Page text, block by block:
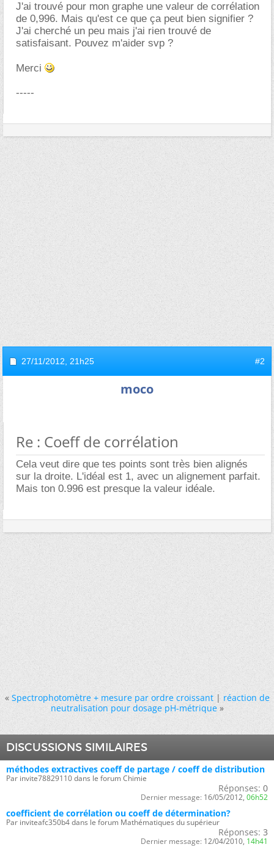
J'ai trouvé pour mon graphe une valeur de corrélation
de 0,996. Mais qu'est ce que ça peut bien signifier ?
J'ai cherché un peu mais j'ai rien trouvé de
satisfaisant. Pouvez m'aider svp ?
Merci
-----
27/11/2012, 21h25 #2
moco
Re : Coeff de corrélation
Cela veut dire que tes points sont très bien alignés
sur la droite. L'idéal est 1, avec un alignement parfait.
Mais ton 0.996 est presque la valeur idéale.
« Spectrophotomètre + mesure par ordre croissant|réaction de
neutralisation pour dosage pH-métrique »
DISCUSSIONS SIMILAIRES
méthodes extractives coeff de partage / coeff de distribution
Par invite78829110 dans le forum Chimie
Réponses: 0
Dernier message: 16/05/2012, 06h52
coefficient de corrélation ou coeff de détermination?
Par inviteafc350b4 dans le forum Mathématiques du supérieur
Réponses: 3
Dernier message: 12/04/2010, 14h41